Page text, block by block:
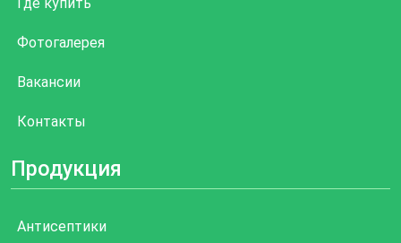
Фотогалерея
Вакансии
Контакты
Продукция
Антисептики